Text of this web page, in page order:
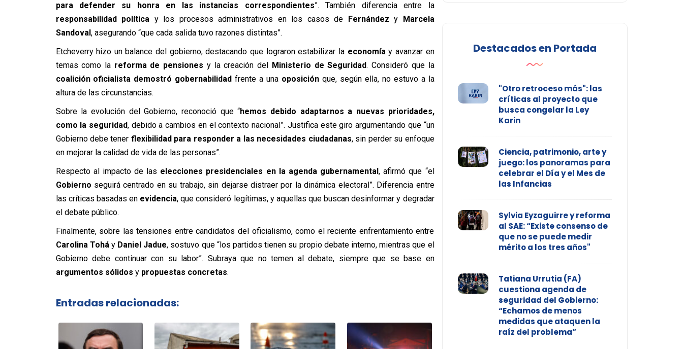
para defender su honra en las instancias correspondientes”. También diferencia entre la
responsabilidad política y los procesos administrativos en los casos de Fernández y Marcela
Sandoval, asegurando “que cada salida tuvo razones distintas”.
Etcheverry hizo un balance del gobierno, destacando que lograron estabilizar la economíay avanzar en
temas como la reforma de pensiones y la creación del Ministerio de Seguridad. Consideró que la
coalición oficialista demostró gobernabilidad frente a una oposición que, según ella, no estuvo a la
altura de las circunstancias.
Sobre la evolución del Gobierno, reconoció que “hemos debido adaptarnos a nuevas prioridades,
como la seguridad, debido a cambios en el contexto nacional”. Justifica este giro argumentando que “un
Gobierno debe tener flexibilidad para responder a las necesidades ciudadanas, sin perder su enfoque
en mejorar la calidad de vida de las personas”.
Respecto al impacto de las elecciones presidenciales en la agenda gubernamental, afirmó que “el
Gobierno seguirá centrado en su trabajo, sin dejarse distraer por la dinámica electoral”. Diferencia entre
las críticas basadas en evidencia, que consideró legítimas, y aquellas que buscan desinformar y degradar
el debate público.
Finalmente, sobre las tensiones entre candidatos del oficialismo, como el reciente enfrentamiento entre
Carolina Toháy Daniel Jadue, sostuvo que “los partidos tienen su propio debate interno, mientras que el
Gobierno debe continuar con su labor”. Subraya que no temen al debate, siempre que se base en
argumentos sólidos y propuestas concretas.
Entradas relacionadas:
Destacados en Portada
"Otro retroceso más": las
críticas al proyecto que
busca congelar la Ley
Karin
Ciencia, patrimonio, arte y
juego: los panoramas para
celebrar el Día y el Mes de
las Infancias
Sylvia Eyzaguirre y reforma
al SAE: “Existe consenso de
que no se puede medir
mérito a los tres años"
Tatiana Urrutia (FA)
cuestiona agenda de
seguridad del Gobierno:
“Echamos de menos
medidas que ataquen la
raíz del problema”